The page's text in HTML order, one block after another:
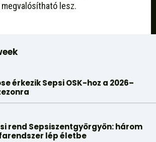
lesz.
érkezik Sepsi OSK-hoz a 2026–
rend Sepsiszentgyörgyön: három
lép életbe